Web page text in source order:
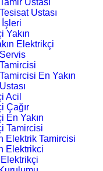
Ustası
Ustası
İşleri
Yakın
Elektrikçi
En Yakın
Acil
Çağır
En Yakın
Tamircisi
Elektrik Tamircisi
Elektrikci